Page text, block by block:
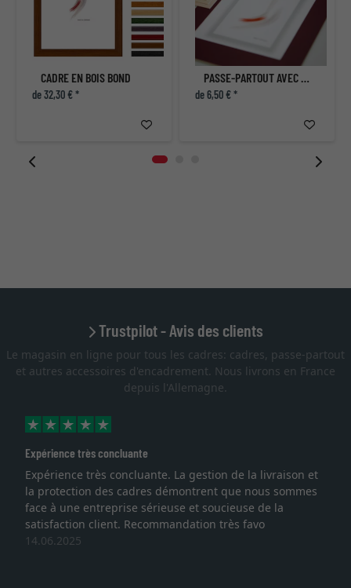
CADRE EN BOIS BOND
de 32,30 € *
PASSE-PARTOUT AVEC COUPE INDIVIDUELLE
de 6,50 € *
Trustpilot - Avis des clients
Le magasin en ligne pour tous les cadres: cadres, passe-partout
et autres accessoires d'encadrement. Nous livrons en France
depuis l'Allemagne.
Expérience très concluante
Expérience très concluante. La gestion de la livraison et
la protection des cadres démontrent que nous sommes
face à une entreprise sérieuse et soucieuse de la
satisfaction client. Recommandation très favo
14.06.2025